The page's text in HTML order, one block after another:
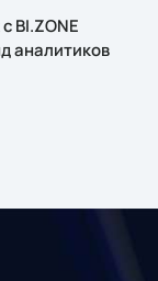
BI.ZONE
аналитиков